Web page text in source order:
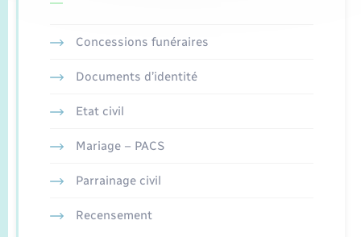
Concessions funéraires
Documents d’identité
Etat civil
Mariage – PACS
Parrainage civil
Recensement